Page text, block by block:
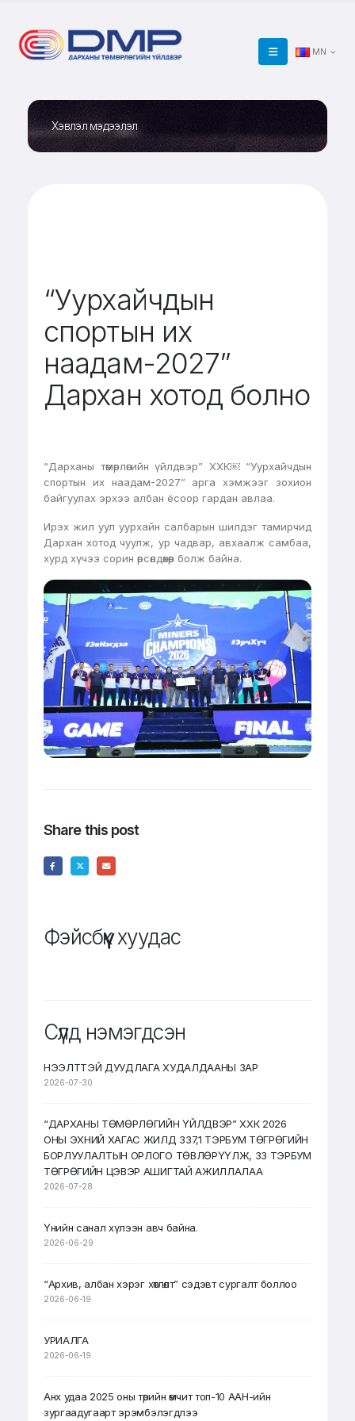
MN
Хэвлэл мэдээлэл
“Уурхайчдын
спортын их
наадам-2027”
Дархан хотод болно
“Дарханы төмөрлөгийн үйлдвэр” ХХК￼ “Уурхайчдын
спортын их наадам-2027” арга хэмжээг зохион
байгуулах эрхээ албан ёсоор гардан авлаа.
Ирэх жил уул уурхайн салбарын шилдэг тамирчид
Дархан хотод чуулж, ур чадвар, авхаалж самбаа,
хурд хүчээ сорин өрсөлдөхөөр болж байна.
Share this post
Фэйсбүүк хуудас
Сүүлд нэмэгдсэн
НЭЭЛТТЭЙ ДУУДЛАГА ХУДАЛДААНЫ ЗАР
2026-07-30
“ДАРХАНЫ ТӨМӨРЛӨГИЙН ҮЙЛДВЭР” ХХК 2026
ОНЫ ЭХНИЙ ХАГАС ЖИЛД 337,1 ТЭРБУМ ТӨГРӨГИЙН
БОРЛУУЛАЛТЫН ОРЛОГО ТӨВЛӨРҮҮЛЖ, 33 ТЭРБУМ
ТӨГРӨГИЙН ЦЭВЭР АШИГТАЙ АЖИЛЛАЛАА
2026-07-28
Үнийн санал хүлээн авч байна.
2026-06-29
“Архив, албан хэрэг хөтлөлт” сэдэвт сургалт боллоо
2026-06-19
УРИАЛГА
2026-06-19
Анх удаа 2025 оны төрийн өмчит топ-10 ААН-ийн
зургаадугаарт эрэмбэлэгдлээ